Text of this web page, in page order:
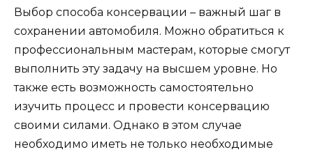
Выбор способа консервации – важный шаг в
сохранении автомобиля. Можно обратиться к
профессиональным мастерам, которые смогут
выполнить эту задачу на высшем уровне. Но
также есть возможность самостоятельно
изучить процесс и провести консервацию
своими силами. Однако в этом случае
необходимо иметь не только необходимые